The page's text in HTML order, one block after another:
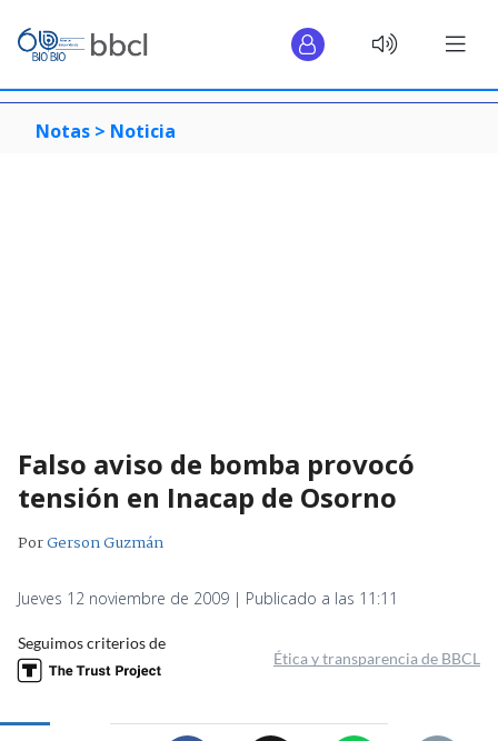
Notas > Noticia
Falso aviso de bomba provocó
tensión en Inacap de Osorno
PorGerson Guzmán
Jueves 12 noviembre de 2009 | Publicado a las 11:11
Seguimos criterios de
Ética y transparencia de BBCL